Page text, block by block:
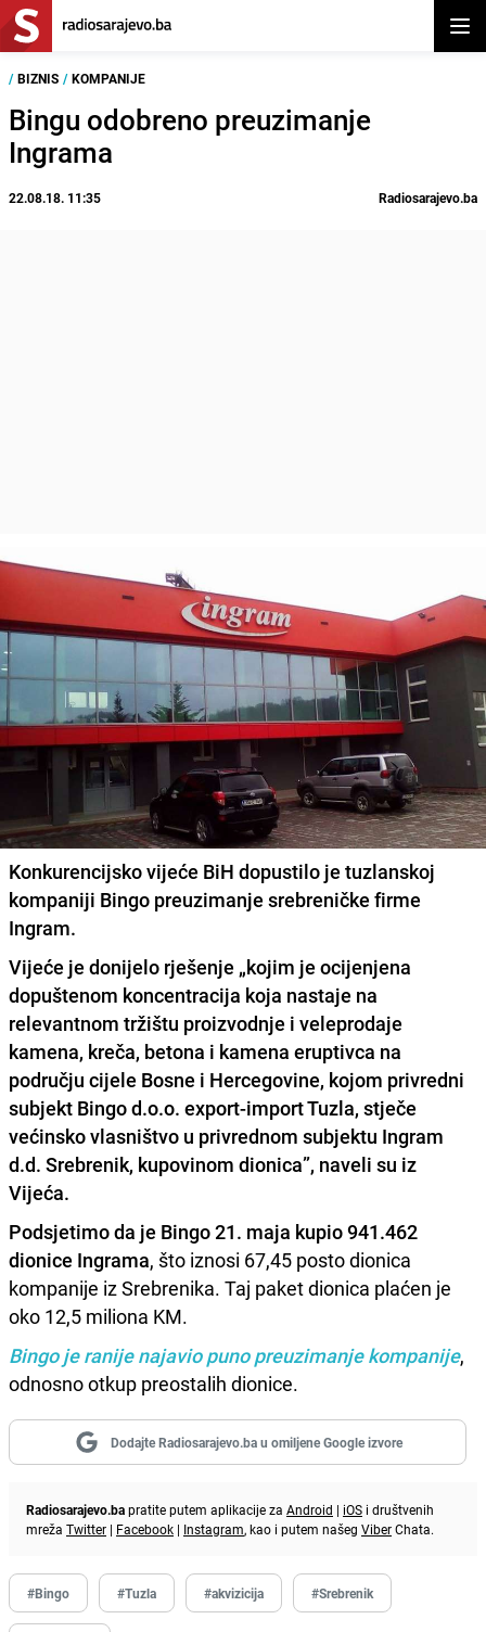
/ BIZNIS / KOMPANIJE
Bingu odobreno preuzimanje
Ingrama
22.08.18. 11:35 Radiosarajevo.ba
Konkurencijsko vijeće BiH dopustilo je tuzlanskoj
kompaniji Bingo preuzimanje srebreničke firme
Ingram.
Vijeće je donijelo rješenje „kojim je ocijenjena
dopuštenom koncentracija koja nastaje na
relevantnom tržištu proizvodnje i veleprodaje
kamena, kreča, betona i kamena eruptivca na
području cijele Bosne i Hercegovine, kojom privredni
subjekt Bingo d.o.o. export-import Tuzla, stječe
većinsko vlasništvo u privrednom subjektu Ingram
d.d. Srebrenik, kupovinom dionica”, naveli su iz
Vijeća.
Podsjetimo da je Bingo 21. maja kupio 941.462
dionice Ingrama, što iznosi 67,45 posto dionica
kompanije iz Srebrenika. Taj paket dionica plaćen je
oko 12,5 miliona KM.
Bingo je ranije najavio puno preuzimanje kompanije,
odnosno otkup preostalih dionice.
Dodajte Radiosarajevo.ba u omiljene Google izvore
Radiosarajevo.bapratite putem aplikacije za Android | iOS i društvenih
mreža Twitter | Facebook | Instagram, kao i putem našeg ViberChata.
#Bingo #Tuzla #akvizicija #Srebrenik